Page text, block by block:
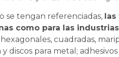
se tengan referenciadas, las
como para las
cuadradas,
discos para metal;